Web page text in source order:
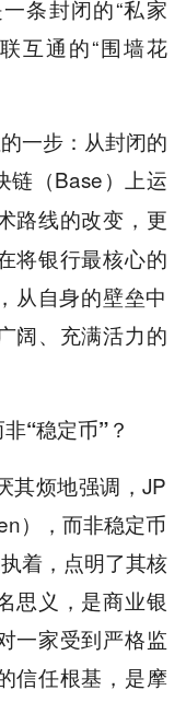
条封闭的“私家
互通的“围墙花
一步：从封闭的
链（Base）上运
路线的改变，更
将银行最核心的
自身的壁垒中
阔、充满活力的
“稳定币”？
其烦地强调，JP
），而非稳定币
着，点明了其核
思义，是商业银
一家受到严格监
信任根基，是摩